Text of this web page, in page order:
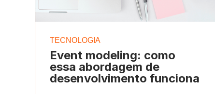
TECNOLOGIA
Event modeling: como
essa abordagem de
desenvolvimento funciona